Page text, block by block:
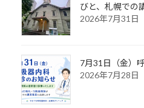
びと、札幌での
2026年7月31日
7月31日（金）
2026年7月28日